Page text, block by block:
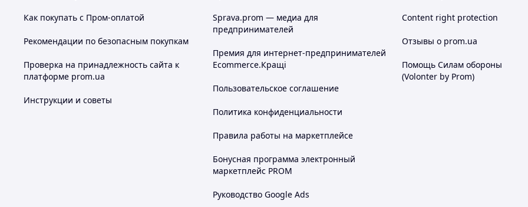
Как покупать с Пром-оплатой
Рекомендации по безопасным покупкам
Проверка на принадлежность сайта к
платформе prom.ua
Инструкции и советы
Sprava.prom — медиа для
предпринимателей
Премия для интернет-предпринимателей
Ecommerce.Кращі
Пользовательское соглашение
Политика конфиденциальности
Правила работы на маркетплейсе
Бонусная программа электронный
маркетплейс PROM
Руководство Google Ads
Content right protection
Отзывы о prom.ua
Помощь Силам обороны
(Volonter by Prom)